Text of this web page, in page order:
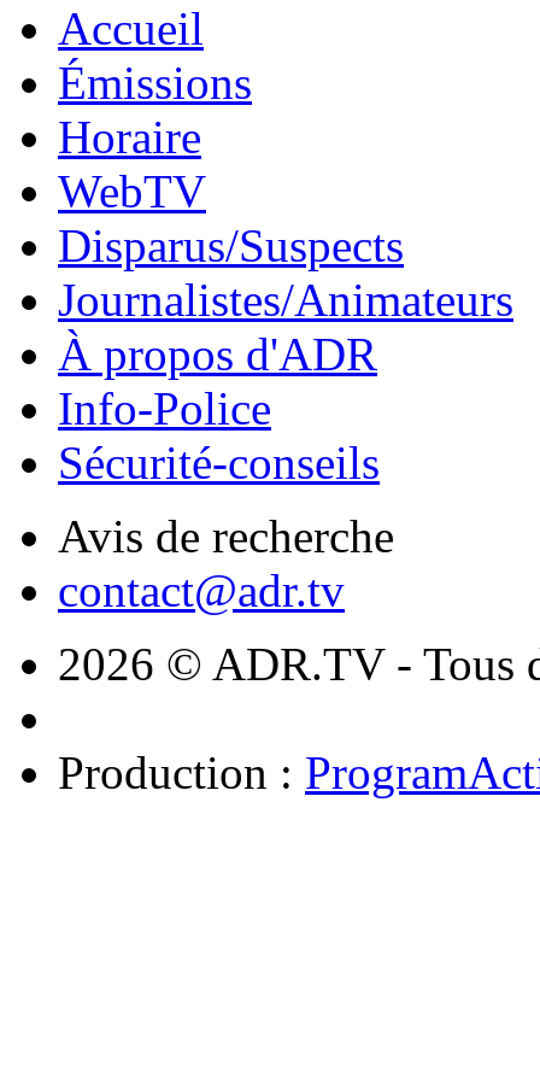
Accueil
Émissions
Horaire
WebTV
Disparus/Suspects
Journalistes/Animateurs
À propos d'ADR
Info-Police
Sécurité-conseils
Avis de recherche
contact@adr.tv
2026 © ADR.TV - Tous
Production :